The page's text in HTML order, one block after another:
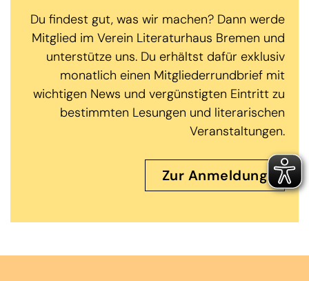
Du findest gut, was wir machen? Dann werde
Mitglied im Verein Literaturhaus Bremen und
unterstütze uns. Du erhältst dafür exklusiv
monatlich einen Mitgliederrundbrief mit
wichtigen News und vergünstigten Eintritt zu
bestimmten Lesungen und literarischen
Veranstaltungen.
Zur Anmeldung